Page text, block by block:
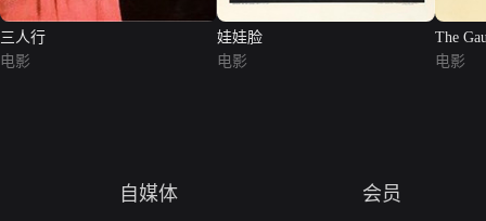
三人行
电影
娃娃脸
电影
The
电影
自媒体 会员